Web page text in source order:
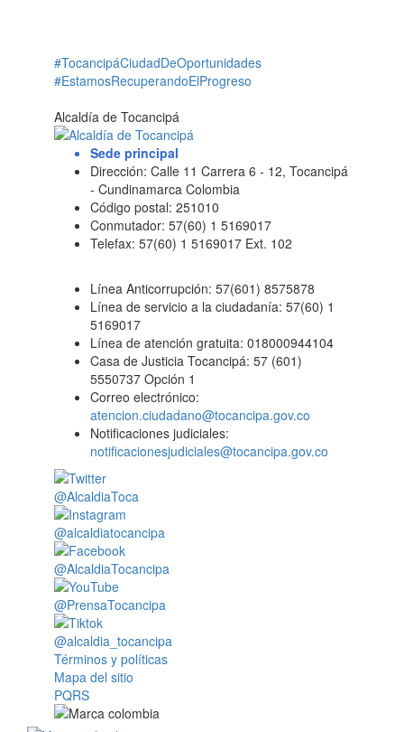
#TocancipáCiudadDeOportunidades
#EstamosRecuperandoElProgreso
Alcaldía de Tocancipá
Sede principal
Dirección: Calle 11 Carrera 6 - 12, Tocancipá
- Cundinamarca Colombia
Código postal: 251010
Conmutador: 57(60) 1 5169017
Telefax: 57(60) 1 5169017 Ext. 102
Línea Anticorrupción: 57(601) 8575878
Línea de servicio a la ciudadanía: 57(60) 1
5169017
Línea de atención gratuita: 018000944104
Casa de Justicia Tocancipá: 57 (601)
5550737 Opción 1
Correo electrónico:
atencion.ciudadano@tocancipa.gov.co
Notificaciones judiciales:
notificacionesjudiciales@tocancipa.gov.co
@AlcaldiaToca
@alcaldiatocancipa
@AlcaldiaTocancipa
@PrensaTocancipa
@alcaldia_tocancipa
Términos y políticas
Mapa del sitio
PQRS